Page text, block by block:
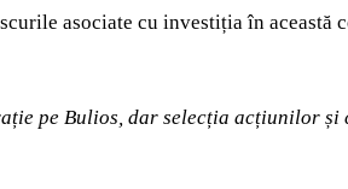
asociate cu investiția în
pe Bulios, dar selecția acțiunilor